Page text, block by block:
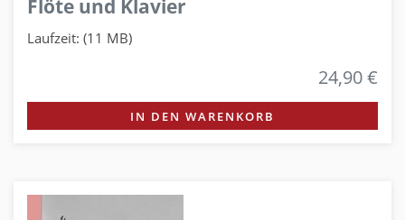
Flöte und Klavier
Laufzeit: (11 MB)
24,90 €
IN DEN WARENKORB